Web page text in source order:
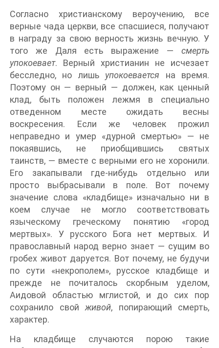
Согласно христианскому вероучению, все
верные чада церкви, все спасшиеся, получают
в награду за свою верность жизнь вечную. У
того же Даля есть выражение — смерть
упокоевает. Верный христианин не исчезает
бесследно, но лишь упокоевается на время.
Поэтому он — верный — должен, как ценный
клад, быть положен лежмя в специально
отведенном месте ожидать весны
воскресения. Если же человек прожил
неправедно и умер «дурной смертью» — не
покаявшись, не приобщившись святых
таинств, — вместе с верными его не хоронили.
Его закапывали где-нибудь отдельно или
просто выбрасывали в поле. Вот почему
значение слова «кладбище» изначально ни в
коем случае не могло соответствовать
языческому греческому понятию «город
мертвых». У русского Бога нет мертвых. И
православный народ верно знает — сущим во
гробех живот даруется. Вот почему, не будучи
по сути «некрополем», русское кладбище и
прежде не почиталось скорбным уделом,
Аидовой областью мглистой, и до сих пор
сохранило свой живой, попирающий смерть,
характер.
На кладбище случаются порою такие